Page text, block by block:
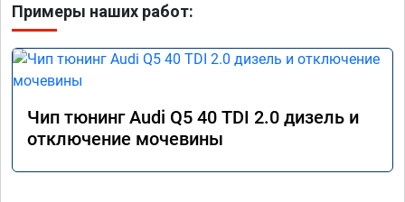
Примеры наших работ:
Чип тюнинг Audi Q5 40 TDI 2.0 дизель и
отключение мочевины